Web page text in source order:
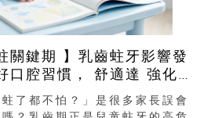
關鍵期 】乳齒蛀牙影響發
， 舒適達 強化琺
南了都不怕？」是很多家長誤會